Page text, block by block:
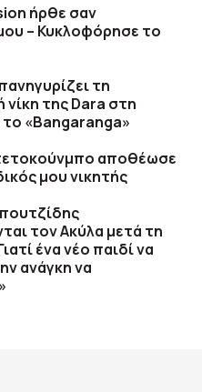
ήρθε σαν
– Κυκλοφόρησε το
τη
νίκη της Dara στη
«Bangaranga»
αποθέωσε
μου νικητής
τον Ακύλα μετά τη
ένα νέο παιδί να
ανάγκη να